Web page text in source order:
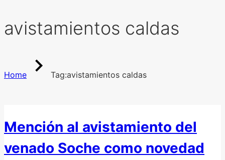
avistamientos caldas
Home Tag:avistamientos caldas
Mención al avistamiento del
venado Soche como novedad